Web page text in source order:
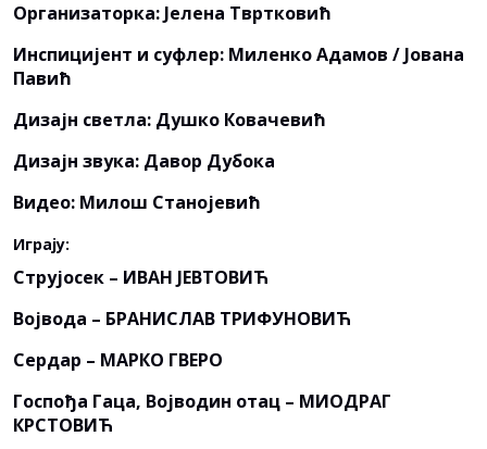
Организаторка: Јелена Твртковић
Инспицијент и суфлер: Миленко Адамов / Јована
Павић
Дизајн светла: Душко Ковачевић
Дизајн звука: Давор Дубока
Видео: Милош Станојевић
Играју:
Струјосек – ИВАН ЈЕВТОВИЋ
Војвода – БРАНИСЛАВ ТРИФУНОВИЋ
Сердар – МАРКО ГВЕРО
Госпођа Гаца, Војводин отац – МИОДРАГ
КРСТОВИЋ